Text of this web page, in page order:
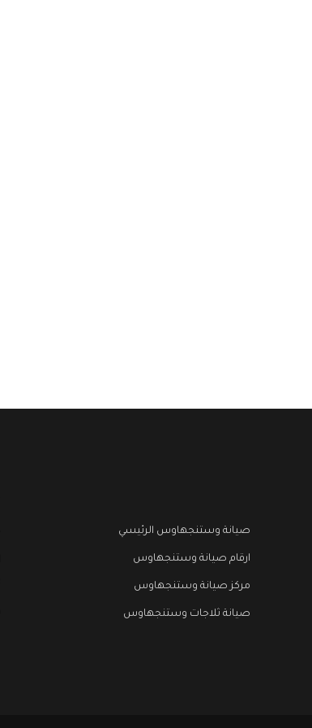
صيانة وستنجهاوس الرئيسي
ارقام صيانة وستنجهاوس
مركز صيانة وستنجهاوس
صيانة ثلاجات وستنجهاوس